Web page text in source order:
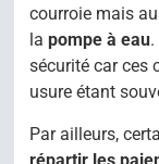
courroie mais
la pompe à eau.
sécurité car ces
usure étant
Par ailleurs,